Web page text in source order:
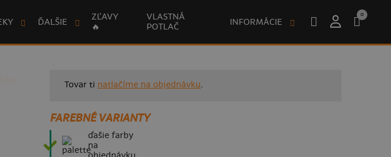
ĎALŠIE
ZĽAVY
🔥
VLASTNÁ
POTLAČ
INFORMÁCIE
0
Tovar ti natlačíme na objednávku.
FAREBNÉ VARIANTY
ďašie farby
na